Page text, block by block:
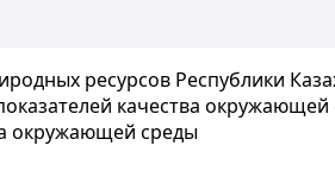
ресурсов Республики
качества
окружающей среды